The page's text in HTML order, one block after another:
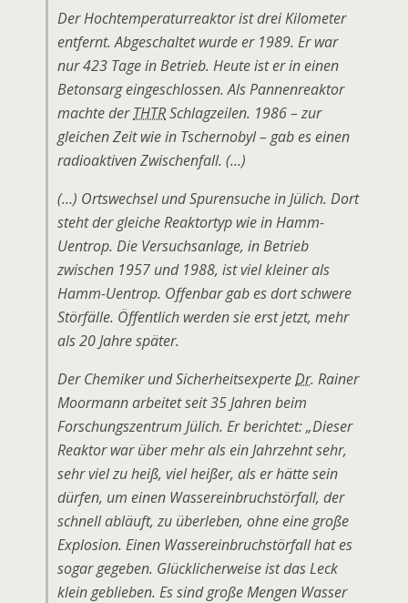
Der Hochtemperaturreaktor ist drei Kilometer
entfernt. Abgeschaltet wurde er 1989. Er war
nur 423 Tage in Betrieb. Heute ist er in einen
Betonsarg eingeschlossen. Als Pannenreaktor
machte derTHTRSchlagzeilen. 1986 – zur
gleichen Zeit wie in Tschernobyl – gab es einen
radioaktiven Zwischenfall. (…)
(…) Ortswechsel und Spurensuche in Jülich. Dort
steht der gleiche Reaktortyp wie in Hamm-
Uentrop. Die Versuchsanlage, in Betrieb
zwischen 1957 und 1988, ist viel kleiner als
Hamm-Uentrop. Offenbar gab es dort schwere
Störfälle. Öffentlich werden sie erst jetzt, mehr
als 20 Jahre später.
Der Chemiker und SicherheitsexperteDr. Rainer
Moormann arbeitet seit 35 Jahren beim
Forschungszentrum Jülich. Er berichtet: „Dieser
Reaktor war über mehr als ein Jahrzehnt sehr,
sehr viel zu heiß, viel heißer, als er hätte sein
dürfen, um einen Wassereinbruchstörfall, der
schnell abläuft, zu überleben, ohne eine große
Explosion. Einen Wassereinbruchstörfall hat es
sogar gegeben. Glücklicherweise ist das Leck
klein geblieben. Es sind große Mengen Wasser